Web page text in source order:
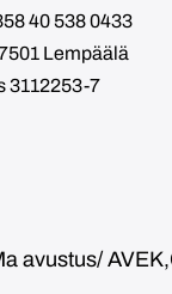
40 538 0433
Lempäälä
3112253-7
avustus/